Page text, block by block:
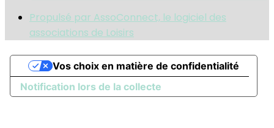
Propulsé par AssoConnect, le logiciel des
associations de Loisirs
Notification lors de la collecte
Vos choix en matière de confidentialité